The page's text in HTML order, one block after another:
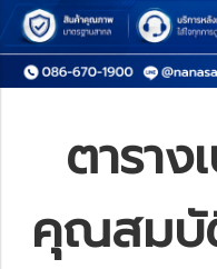
ตาราง
คุณสมบั